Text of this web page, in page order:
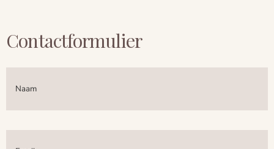
Contactformulier